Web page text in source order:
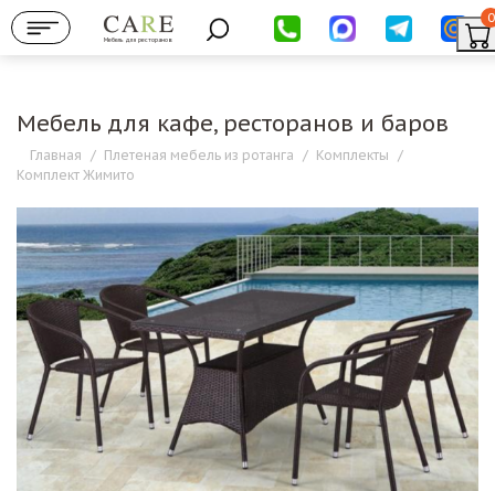
Мебель для ресторанов
0
Мебель для кафе, ресторанов и баров
Главная / Плетеная мебель из ротанга / Комплекты /
Комплект Жимито